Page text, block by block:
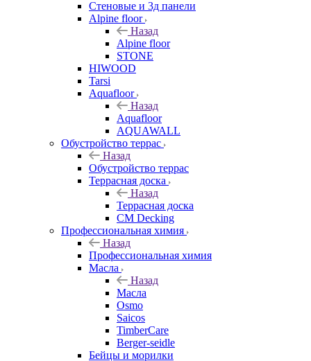
Стеновые и 3д панели
Alpine floor
Назад
Alpine floor
STONE
HIWOOD
Tarsi
Aquafloor
Назад
Aquafloor
AQUAWALL
Обустройство террас
Назад
Обустройство террас
Террасная доска
Назад
Террасная доска
CM Decking
Профессиональная химия
Назад
Профессиональная химия
Масла
Назад
Масла
Osmo
Saicos
TimberCare
Berger-seidle
Бейцы и морилки